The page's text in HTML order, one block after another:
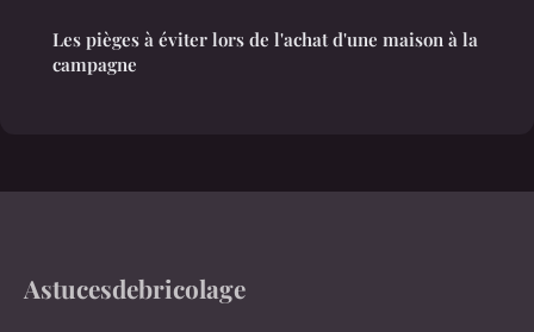
Les pièges à éviter lors de l'achat d'une maison à la
campagne
Astucesdebricolage